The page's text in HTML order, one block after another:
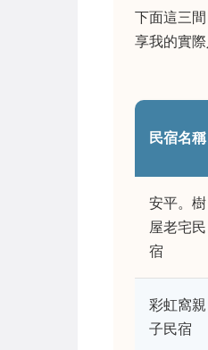
下面這三
享我的實際
民宿名稱
安平。樹
屋老宅民
宿
彩虹窩親
子民宿